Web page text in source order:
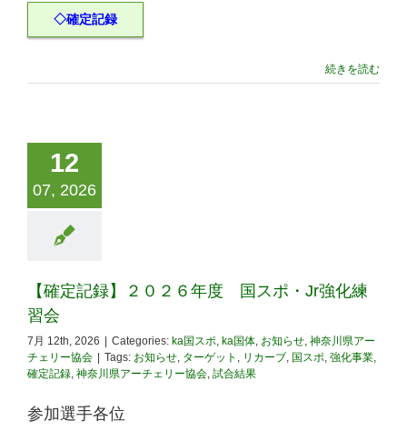
◇確定記録
続きを読む
12
07, 2026
【確定記録】２０２６年度 国スポ・Jr強化練
習会
7月 12th, 2026 Categories: ka国スポ, ka国体, お知らせ, 神奈川県アー
チェリー協会
Tags: お知らせ, ターゲット , リカーブ, 国スポ, 強化事業,
確定記録, 神奈川県アーチェリー協会, 試合結果
参加選手各位